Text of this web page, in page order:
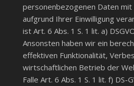
personenbezogenen Daten mit
aufgrund Ihrer Einwilligung
ist Art. 6 Abs. 1 S. 1 lit. a)
Ansonsten haben wir ein
effektiven Funktionalität,
wirtschaftlichen Betrieb der
Falle Art. 6 Abs. 1 S. 1 lit. f) DS-